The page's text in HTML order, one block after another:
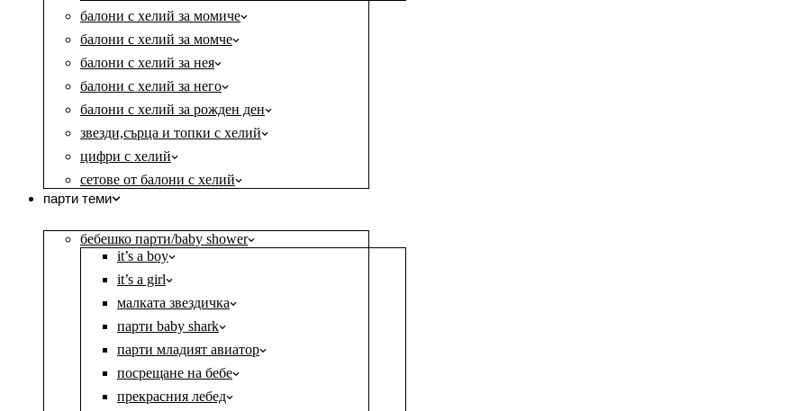
балони с хелий за момиче
балони с хелий за момче
балони с хелий за нея
балони с хелий за него
балони с хелий за рожден ден
звезди,сърца и топки с хелий
цифри с хелий
сетове от балони с хелий
парти теми
бебешко парти/baby shower
it’s a boy
it’s a girl
малката звездичка
парти baby shark
парти младият авиатор
посрещане на бебе
прекрасния лебед